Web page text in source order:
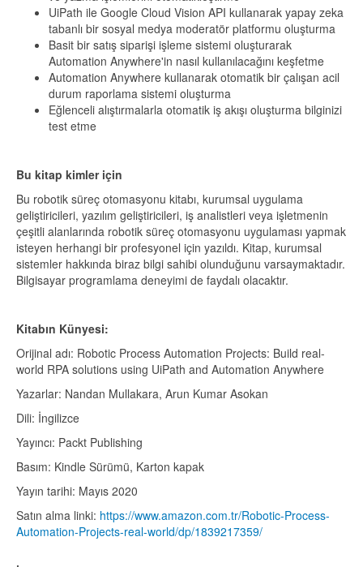
UiPath ile Google Cloud Vision API kullanarak yapay zeka
tabanlı bir sosyal medya moderatör platformu oluşturma
Basit bir satış siparişi işleme sistemi oluşturarak
Automation Anywhere'in nasıl kullanılacağını keşfetme
Automation Anywhere kullanarak otomatik bir çalışan acil
durum raporlama sistemi oluşturma
Eğlenceli alıştırmalarla otomatik iş akışı oluşturma bilginizi
test etme
Bu kitap kimler için
Bu robotik süreç otomasyonu kitabı, kurumsal uygulama
geliştiricileri, yazılım geliştiricileri, iş analistleri veya işletmenin
çeşitli alanlarında robotik süreç otomasyonu uygulaması yapmak
isteyen herhangi bir profesyonel için yazıldı. Kitap, kurumsal
sistemler hakkında biraz bilgi sahibi olunduğunu varsaymaktadır.
Bilgisayar programlama deneyimi de faydalı olacaktır.
Kitabın Künyesi:
Orijinal adı: Robotic Process Automation Projects: Build real-
world RPA solutions using UiPath and Automation Anywhere
Yazarlar: Nandan Mullakara, Arun Kumar Asokan
Dili: İngilizce
Yayıncı: Packt Publishing
Basım: Kindle Sürümü, Karton kapak
Yayın tarihi: Mayıs 2020
Satın alma linki: https://www.amazon.com.tr/Robotic-Process-
Automation-Projects-real-world/dp/1839217359/